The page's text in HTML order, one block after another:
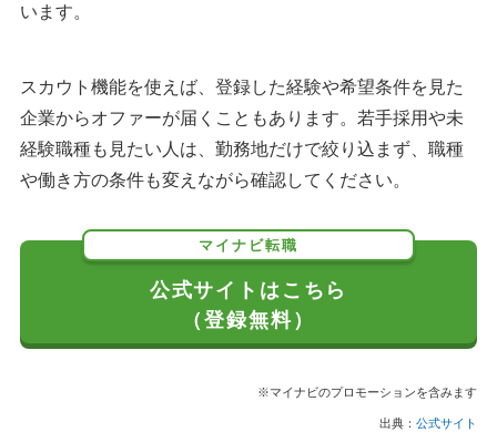
います。
スカウト機能を使えば、登録した経験や希望条件を見た
企業からオファーが届くこともあります。若手採用や未
経験職種も見たい人は、勤務地だけで絞り込まず、職種
や働き方の条件も変えながら確認してください。
マイナビ転職
公式サイトはこちら
（登録無料）
※マイナビのプロモーションを含みます
出典： 公式サイト